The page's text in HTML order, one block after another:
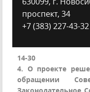
проспект, 34
+7 (383) 227-43-32
14-30
4. О проекте
обращении
Законодательное